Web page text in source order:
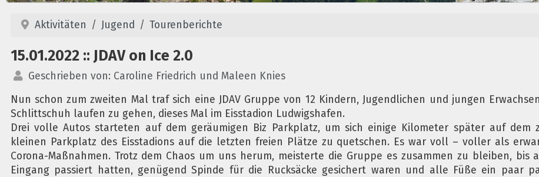
Aktivitäten Jugend Tourenberichte
15.01.2022 :: JDAV on Ice 2.0
Geschrieben von: Caroline Friedrich und Maleen Knies
Nun schon zum zweiten Mal traf sich eine JDAV Gruppe von 12 Kindern, Jugendlichen und jungen
Schlittschuh laufen zu gehen, dieses Mal im Eisstadion Ludwigshafen.
Drei volle Autos starteten auf dem geräumigen Biz Parkplatz, um sich einige Kilometer später auf dem
kleinen Parkplatz des Eisstadions auf die letzten freien Plätze zu quetschen. Es war voll – voller als
Corona-Maßnahmen. Trotz dem Chaos um uns herum, meisterte die Gruppe es zusammen zu bleiben, bis
Eingang passiert hatten, genügend Spinde für die Rucksäcke gesichert waren und alle Füße ein paar